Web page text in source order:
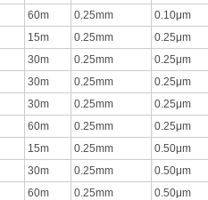
60m 0.25mm 0.10μm
15m 0.25mm 0.25μm
30m 0.25mm 0.25μm
30m 0.25mm 0.25μm
30m 0.25mm 0.25μm
60m 0.25mm 0.25μm
15m 0.25mm 0.50μm
30m 0.25mm 0.50μm
60m 0.25mm 0.50μm